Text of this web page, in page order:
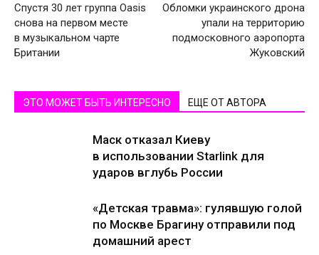
Спустя 30 лет группа Oasis
снова на первом месте
в музыкальном чарте
Британии
Обломки украинского дрона
упали на территорию
подмосковного аэропорта
Жуковский
ЭТО МОЖЕТ БЫТЬ ИНТЕРЕСНО ЕЩЕ ОТ АВТОРА
Маск отказал Киеву
в использовании Starlink для
ударов вглубь России
«Детская травма»: гулявшую голой
по Москве Брагину отправили под
домашний арест